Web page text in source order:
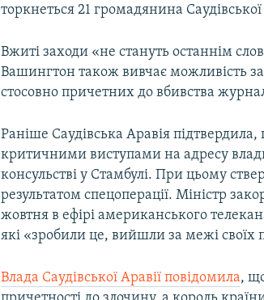
торкнеться 21 громадянина Саудівської
Вжиті заходи «не стануть останнім
Вашингтон також вивчає можливість
стосовно причетних до вбивства
Раніше Саудівська Аравія
критичними виступами на адресу
консульстві у Стамбулі. При цьому
результатом спецоперації. Міністр
жовтня в ефірі американського
які «зробили це, вийшли за межі своїх
Влада Саудівської Аравії повідомила,